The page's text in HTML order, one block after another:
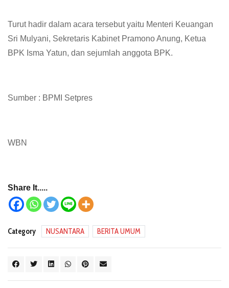
Turut hadir dalam acara tersebut yaitu Menteri Keuangan
Sri Mulyani, Sekretaris Kabinet Pramono Anung, Ketua
BPK Isma Yatun, dan sejumlah anggota BPK.
Sumber : BPMI Setpres
WBN
Share It.....
Category NUSANTARA BERITA UMUM